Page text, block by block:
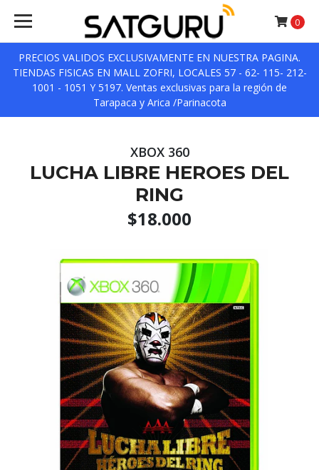
PRECIOS VALIDOS EXCLUSIVAMENTE EN NUESTRA PAGINA.
TIENDAS FISICAS EN MALL ZOFRI, LOCALES 57 - 62- 115- 212-
1001 - 1051 Y 5197. Ventas exclusivas para la región de
Tarapaca y Arica /Parinacota
0
XBOX 360
LUCHA LIBRE HEROES DEL
RING
$18.000